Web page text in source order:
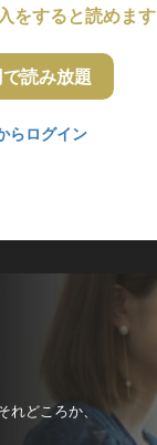
をすると読めます
読み放題
らログイン
れどころか、